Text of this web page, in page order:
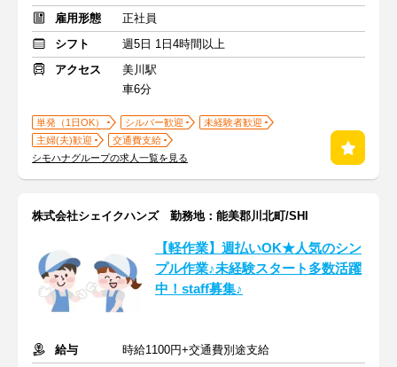
雇用形態
正社員
シフト
週5日 1日4時間以上
アクセス
美川駅
車6分
単発（1日OK） シルバー歓迎
未経験者歓迎
主婦(夫)歓迎
交通費支給
シモハナグループの求人一覧を見る
株式会社シェイクハンズ 勤務地：能美郡川北町/SHI
【軽作業】週払いOK★人気のシン
プル作業♪未経験スタート多数活躍
中！staff募集♪
給与
時給1100円+交通費別途支給